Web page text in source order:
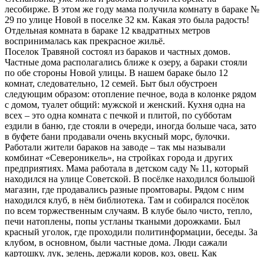
лесобирже. В этом же году мама получила комнату в бараке №
29 по улице Новой в поселке 32 км. Какая это была радость!
Отдельная комната в бараке 12 квадратных метров
воспринималась как прекрасное жильё.
Поселок Травяной состоял из бараков и частных домов.
Частные дома располагались ближе к озеру, а бараки стояли
по обе стороны Новой улицы. В нашем бараке было 12
комнат, следовательно, 12 семей. Быт был обустроен
следующим образом: отопление печное, вода в колонке рядом
с домом, туалет общий: мужской и женский. Кухня одна на
всех – это одна комната с печкой и плитой, по субботам
ездили в баню, где стояли в очереди, иногда больше часа, зато
в буфете бани продавали очень вкусный морс, булочки.
Работали жители бараков на заводе – так мы называли
комбинат «Североникель», на стройках города и других
предприятиях. Мама работала в детском саду № 11, который
находился на улице Советской. В посёлке находился большой
магазин, где продавались разные промтовары. Рядом с ним
находился клуб, в нём библиотека. Там и собирался посёлок
по всем торжественным случаям. В клубе было чисто, тепло,
печи натоплены, попы устланы ткаными дорожками. Был
красный уголок, где проходили политинформации, беседы. За
клубом, в основном, были частные дома. Люди сажали
картошку, лук, зелень, держали коров, коз, овец. Как